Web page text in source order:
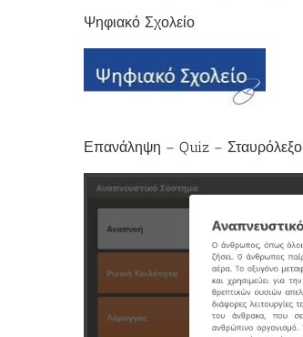
Ψηφιακό Σχολείο
Επανάληψη – Quiz – Σταυρόλεξο